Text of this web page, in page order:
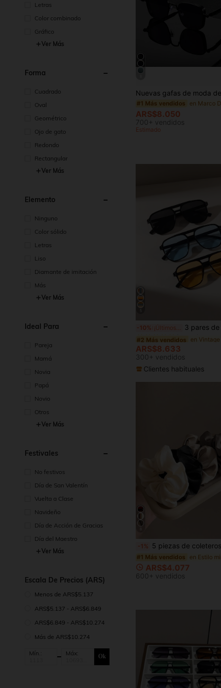
Letras
Color combinado
Gráfico
Ver Más
Forma
Cuadrado
Oval
Geométrico
Ojo de gato
Redondo
Rectangular
Ver Más
Elemento
Ninguno
Color sólido
Letras
Liso
Diamante de imitación
Más
Ver Más
Ideal Para
Pareja
Mamá
Novia
Papá
Novio
Otros
Ver Más
Festivales
No festivos
Día de San Valentín
Vuelta a Clase
Navideño
Día de Acción de Gracias
Día del Maestro
Ver Más
Escala De Precios (ARS)
Menos de ARS$5.137
ARS$5.137 - ARS$6.849
ARS$6.849 - ARS$10.274
Más de ARS$10.274
Mín.: Máx: Ok
#1 Más vendidos
ARS$8.050
700+ vendidos
Estimado
-10% ¡Últimos 2 días 3 pares de gafas de moda retro multicolor para hombre, clásicas de verano
(1000+)
#2 Más vendidos
(1000+)
#2 Más vendidos
(1000+)
#2 Más vendidos
ARS$8.633
300+ vendidos
Clientes habituales
-1% 5 piezas de coleteros de satén negro y marrón, 3.35 pulgadas, ligas para el cabello, colas de caballo, elásticos para el cabello, accesorios
#1 Más vendidos
ARS$4.077
600+ vendidos